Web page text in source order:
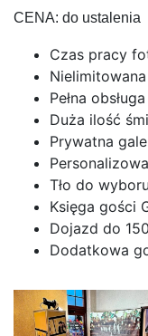
CENA: do ustalenia
Czas pracy
Pełna
Duża ilość
Prywatna
Tło do
Księga gości
Dojazd do
Dodatkowa